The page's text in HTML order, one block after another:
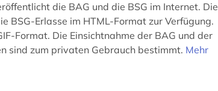
die BAG und die BSG im Internet. Die
BSG-Erlasse im HTML-Format zur Verfügung.
Format. Die Einsichtnahme der BAG und der
sind zum privaten Gebrauch bestimmt. Mehr